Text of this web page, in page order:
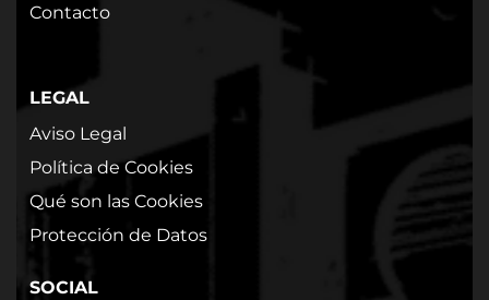
Contacto
LEGAL
Aviso Legal
Política de Cookies
Qué son las Cookies
Protección de Datos
SOCIAL